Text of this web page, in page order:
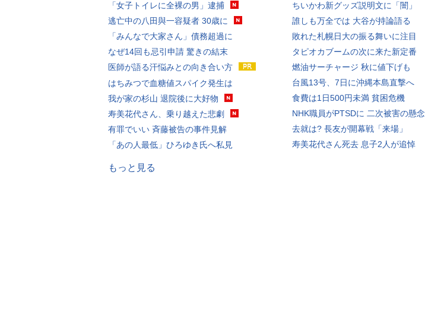
「女子トイレに全裸の男」逮捕
逃亡中の八田與一容疑者 30歳に
「みんなで大家さん」債務超過に
なぜ14回も忌引申請 驚きの結末
医師が語る汗悩みとの向き合い方
はちみつで血糖値スパイク発生は
我が家の杉山 退院後に大好物
寿美花代さん、乗り越えた悲劇
有罪でいい 斉藤被告の事件見解
「あの人最低」ひろゆき氏へ私見
ちいかわ新グッズ説明文に「闇」
誰しも万全では 大谷が持論語る
敗れた札幌日大の振る舞いに注目
タピオカブームの次に来た新定番
燃油サーチャージ 秋に値下げも
台風13号、7日に沖縄本島直撃へ
食費は1日500円未満 貧困危機
NHK職員がPTSDに 二次被害の懸念
去就は? 長友が開幕戦「来場」
寿美花代さん死去 息子2人が追悼
もっと見る